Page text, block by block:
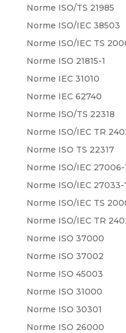
Norme ISO/TS 21985
Norme ISO/IEC 38503
Norme ISO/IEC TS
Norme ISO 21815-1
Norme IEC 31010
Norme IEC 62740
Norme ISO/TS 22318
Norme ISO/IEC TR
Norme ISO TS 22317
Norme ISO/IEC 27006-
Norme ISO/IEC 27033-
Norme ISO/IEC TS
Norme ISO/IEC TR
Norme ISO 37000
Norme ISO 37002
Norme ISO 45003
Norme ISO 31000
Norme ISO 30301
Norme ISO 26000